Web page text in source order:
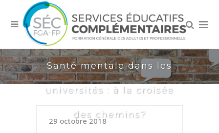
Santé mentale dans les
universités : à la croisée
des chemins?
29 octobre 2018